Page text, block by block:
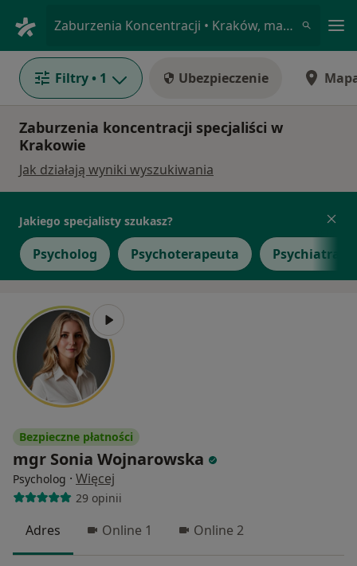
Zaburzenia Koncentracji • Kraków, małopolskie
Filtry • 1 Ubezpieczenie
Zaburzenia koncentracji specjaliści w
Krakowie
Jak działają wyniki wyszukiwania
Jakiego specjalisty szukasz?
Psycholog Psychoterapeuta Psychiatra
Bezpieczne płatności
mgr Sonia Wojnarowska
Psycholog · Więcej
29 opinii
Adres Online 1 Online 2